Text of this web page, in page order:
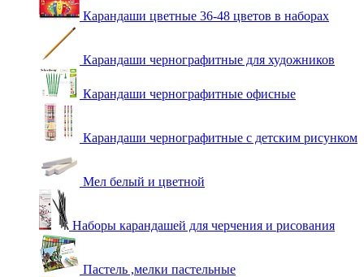
Карандаши цветные 36-48 цветов в наборах
Карандаши чернографитные для художников
Карандаши чернографитные офисные
Карандаши чернографитные с детским рисунком
Мел белый и цветной
Наборы карандашей для черчения и рисования
Пастель ,мелки пастельные